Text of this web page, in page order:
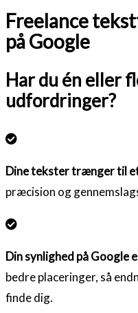
Freelance
på Google
Har du én eller
udfordringer?
Dine tekster trænger til
præcision og
Din synlighed på Google
bedre placeringer, så
finde dig.